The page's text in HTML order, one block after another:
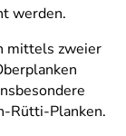
werden.
mittels zweier
Rütti-Planken.